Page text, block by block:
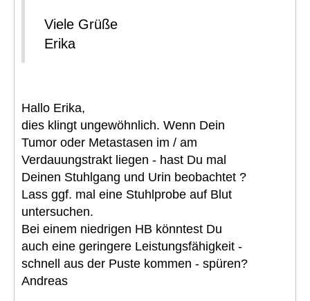
Viele Grüße
Erika
Hallo Erika,
dies klingt ungewöhnlich. Wenn Dein
Tumor oder Metastasen im / am
Verdauungstrakt liegen - hast Du mal
Deinen Stuhlgang und Urin beobachtet ?
Lass ggf. mal eine Stuhlprobe auf Blut
untersuchen.
Bei einem niedrigen HB könntest Du
auch eine geringere Leistungsfähigkeit -
schnell aus der Puste kommen - spüren?
Andreas